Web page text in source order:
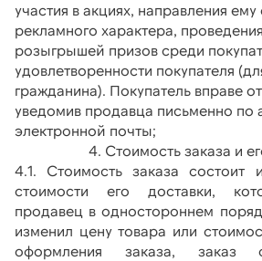
участия в акциях, направления
рекламного характера,
розыгрышей призов среди
удовлетворенности покупателя
гражданина). Покупатель вправе
уведомив продавца письменно по
электронной почты;
4. Стоимость заказа и
4.1. Стоимость заказа
стоимости его доставки,
продавец в одностороннем
изменил цену товара или
оформления заказа, заказ